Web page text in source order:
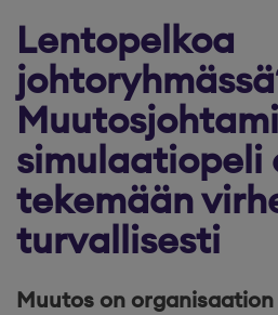
Lentopelkoa
simulaatiopeli
tekemään
turvallisesti
Muutos on